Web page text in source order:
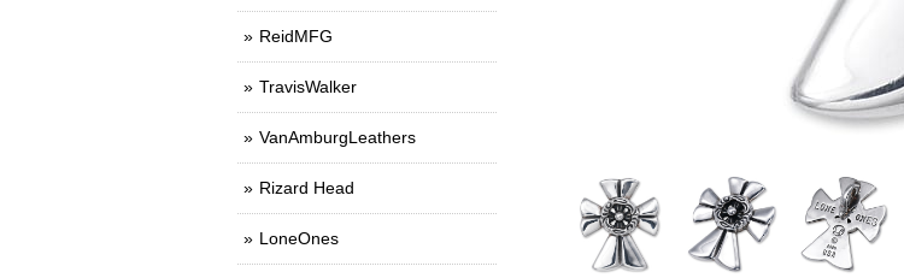
ReidMFG
TravisWalker
VanAmburgLeathers
Rizard Head
LoneOnes